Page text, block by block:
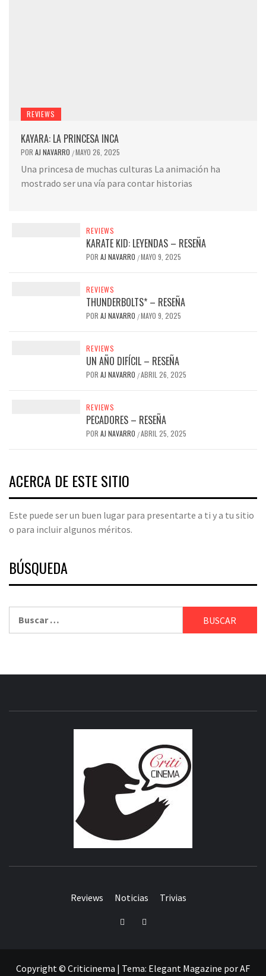
REVIEWS
KAYARA: LA PRINCESA INCA
POR AJ NAVARRO /MAYO 26, 2025
Una princesa de muchas culturas La animación ha
mostrado ser una vía para contar historias
REVIEWS
KARATE KID: LEYENDAS – RESEÑA
POR AJ NAVARRO /MAYO 9, 2025
REVIEWS
THUNDERBOLTS* – RESEÑA
POR AJ NAVARRO /MAYO 9, 2025
REVIEWS
UN AÑO DIFÍCIL – RESEÑA
POR AJ NAVARRO /ABRIL 26, 2025
REVIEWS
PECADORES – RESEÑA
POR AJ NAVARRO /ABRIL 25, 2025
ACERCA DE ESTE SITIO
Este puede ser un buen lugar para presentarte a ti y a tu sitio
o para incluir algunos méritos.
BÚSQUEDA
Reviews Noticias Trivias
TwitterFacebook
Copyright © Criticinema | Tema: Elegant Magazine porAF